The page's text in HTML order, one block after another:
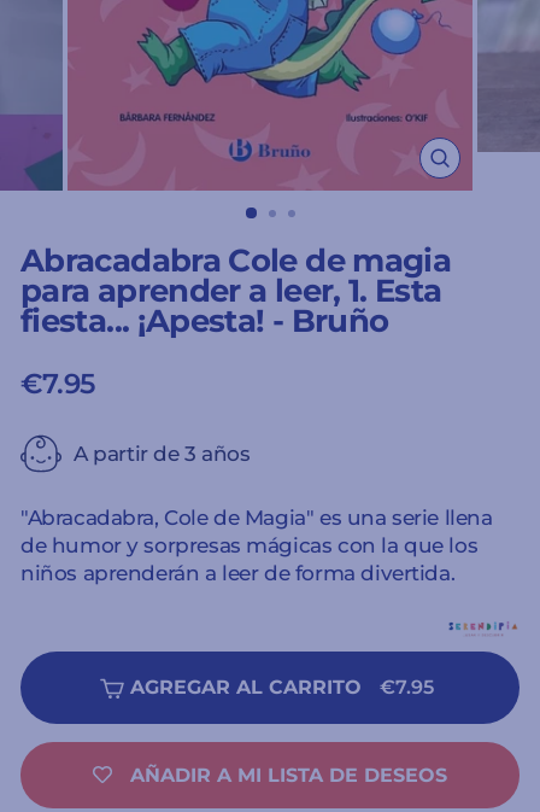
CERRAR
(ESC)
Abracadabra Cole de magia
para aprender a leer, 1. Esta
fiesta... ¡Apesta! - Bruño
€7.95
A partir de 3 años
"Abracadabra, Cole de Magia" es una serie llena
de humor y sorpresas mágicas con la que los
niños aprenderán a leer de forma divertida.
AGREGAR AL CARRITO €7.95
AÑADIR A MI LISTA DE DESEOS